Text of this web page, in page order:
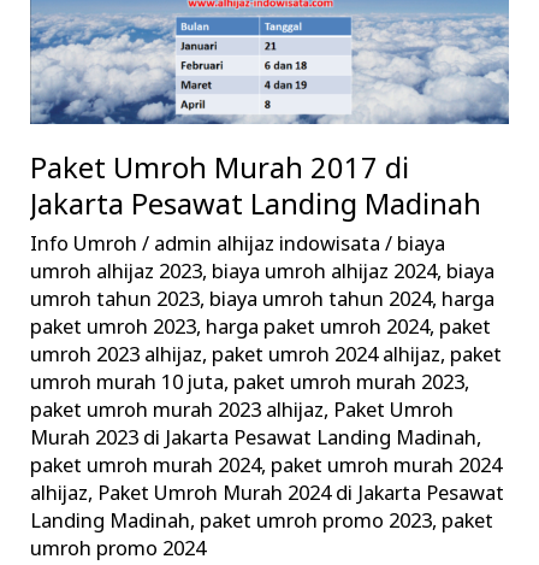
Paket Umroh Murah 2017 di
Jakarta Pesawat Landing Madinah
Info Umroh / admin alhijaz indowisata/ biaya
umroh alhijaz 2023, biaya umroh alhijaz 2024, biaya
umroh tahun 2023, biaya umroh tahun 2024, harga
paket umroh 2023, harga paket umroh 2024, paket
umroh 2023 alhijaz, paket umroh 2024 alhijaz, paket
umroh murah 10 juta, paket umroh murah 2023,
paket umroh murah 2023 alhijaz, Paket Umroh
Murah 2023 di Jakarta Pesawat Landing Madinah,
paket umroh murah 2024, paket umroh murah 2024
alhijaz, Paket Umroh Murah 2024 di Jakarta Pesawat
Landing Madinah, paket umroh promo 2023, paket
umroh promo 2024
Pesawat
Landing
Madinah